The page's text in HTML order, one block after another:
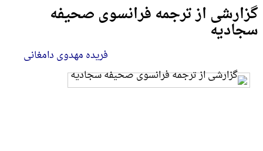
گزارشی از ترجمه فرانسوی صحیفه
سجادیه
فریده مهدوی دامغانی